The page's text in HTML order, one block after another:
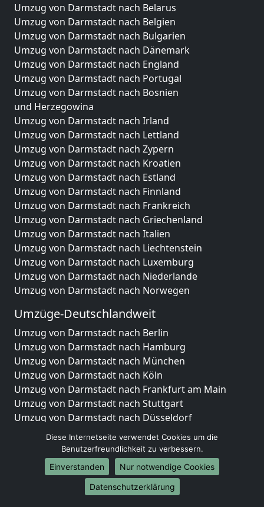
Umzug von Darmstadt nach Belarus
Umzug von Darmstadt nach Belgien
Umzug von Darmstadt nach Bulgarien
Umzug von Darmstadt nach Dänemark
Umzug von Darmstadt nach England
Umzug von Darmstadt nach Portugal
Umzug von Darmstadt nach Bosnien
und Herzegowina
Umzug von Darmstadt nach Irland
Umzug von Darmstadt nach Lettland
Umzug von Darmstadt nach Zypern
Umzug von Darmstadt nach Kroatien
Umzug von Darmstadt nach Estland
Umzug von Darmstadt nach Finnland
Umzug von Darmstadt nach Frankreich
Umzug von Darmstadt nach Griechenland
Umzug von Darmstadt nach Italien
Umzug von Darmstadt nach Liechtenstein
Umzug von Darmstadt nach Luxemburg
Umzug von Darmstadt nach Niederlande
Umzug von Darmstadt nach Norwegen
Umzüge-Deutschlandweit
Umzug von Darmstadt nach Berlin
Umzug von Darmstadt nach Hamburg
Umzug von Darmstadt nach München
Umzug von Darmstadt nach Köln
Umzug von Darmstadt nach Frankfurt am Main
Umzug von Darmstadt nach Stuttgart
Umzug von Darmstadt nach Düsseldorf
Umzug von Darmstadt nach Leipzig
Umzug von Darmstadt nach Dortmund
Umzug von Darmstadt nach Essen
Umzug von Darmstadt nach Bremen
Umzug von Darmstadt nach Dresden
Diese Internetseite verwendet Cookies um die
Benutzerfreundlichkeit zu verbessern.
Einverstanden
Nur notwendige Cookies
Datenschutzerklärung